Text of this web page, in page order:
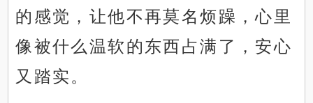
的感觉，让他不再莫名烦躁，心里
像被什么温软的东西占满了，安心
又踏实。